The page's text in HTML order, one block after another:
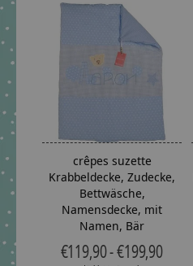
crêpes suzette
Krabbeldecke, Zudecke,
Bettwäsche,
Namensdecke, mit
Namen, Bär
€119,90 - €199,90